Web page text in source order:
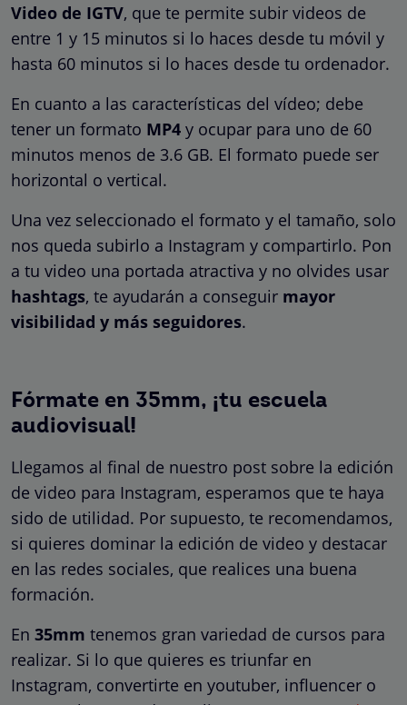
Video de IGTV, que te permite subir videos de
entre 1 y 15 minutos si lo haces desde tu móvil y
hasta 60 minutos si lo haces desde tu ordenador.
En cuanto a las características del vídeo; debe
tener un formato MP4 y ocupar para uno de 60
minutos menos de 3.6 GB. El formato puede ser
horizontal o vertical.
Una vez seleccionado el formato y el tamaño, solo
nos queda subirlo a Instagram y compartirlo. Pon
a tu video una portada atractiva y no olvides usar
hashtags, te ayudarán a conseguir mayor
visibilidad y más seguidores.
Fórmate en 35mm, ¡tu escuela
audiovisual!
Llegamos al final de nuestro post sobre la edición
de video para Instagram, esperamos que te haya
sido de utilidad. Por supuesto, te recomendamos,
si quieres dominar la edición de video y destacar
en las redes sociales, que realices una buena
formación.
En 35mm tenemos gran variedad de cursos para
realizar. Si lo que quieres es triunfar en
Instagram, convertirte en youtuber, influencer o